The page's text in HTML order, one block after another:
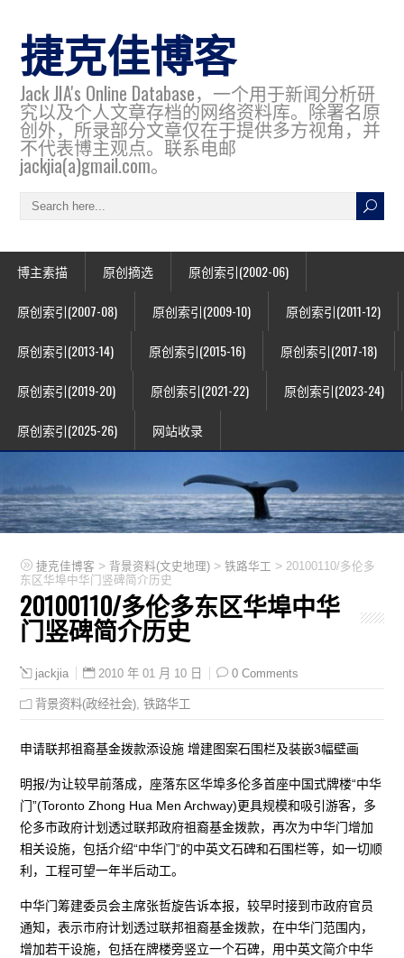
捷克佳博客
Jack JIA's Online Database，一个用于新闻分析研
究以及个人文章存档的网络资料库。除署名原
创外，所录部分文章仅在于提供多方视角，并
不代表博主观点。联系电邮
jackjia(a)gmail.com。
博主素描 原创摘选 原创索引(2002-06)
原创索引(2007-08) 原创索引(2009-10) 原创索引(2011-12)
原创索引(2013-14) 原创索引(2015-16) 原创索引(2017-18)
原创索引(2019-20) 原创索引(2021-22) 原创索引(2023-24)
原创索引(2025-26) 网站收录
捷克佳博客 > 背景资料(文史地理) >铁路华工 > 20100110/多伦多
东区华埠中华门竖碑简介历史
20100110/多伦多东区华埠中华
门竖碑简介历史
jackjia 2010 年 01 月 10 日 0 Comments
背景资料(政经社会) ,铁路华工
申请联邦祖裔基金拨款添设施 增建图案石围栏及装嵌3幅壁画
明报/为让较早前落成，座落东区华埠多伦多首座中国式牌楼“中华
门”(Toronto Zhong Hua Men Archway)更具规模和吸引游客，多
伦多市政府计划透过联邦政府祖裔基金拨款，再次为中华门增加
相关设施，包括介绍“中华门”的中英文石碑和石围栏等，如一切顺
利，工程可望一年半后动工。
中华门筹建委员会主席张哲旋告诉本报，较早时接到市政府官员
通知，表示市府计划透过联邦祖裔基金拨款，在中华门范围内，
增加若干设施，包括在牌楼旁竖立一个石碑，用中英文简介中华